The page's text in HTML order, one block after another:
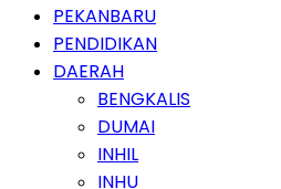
PrimaryPEKANBARU
PENDIDIKAN
DAERAH
BENGKALIS
DUMAI
INHIL
INHU